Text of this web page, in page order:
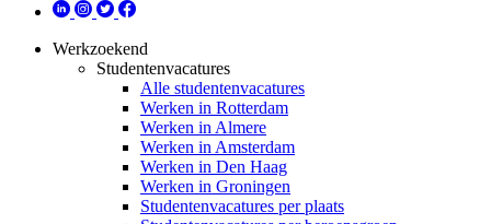
Werkzoekend
Studentenvacatures
Alle studentenvacatures
Werken in Rotterdam
Werken in Almere
Werken in Amsterdam
Werken in Den Haag
Werken in Groningen
Studentenvacatures per plaats